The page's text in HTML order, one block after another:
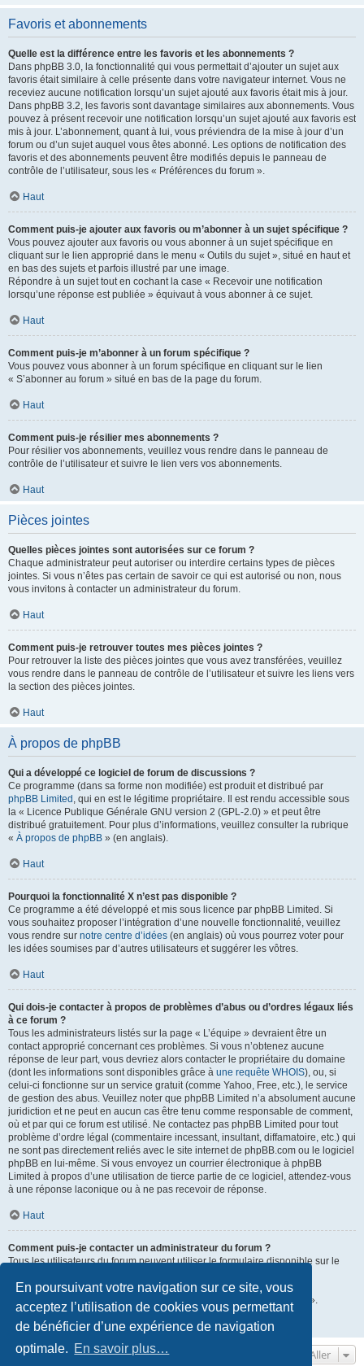
En poursuivant votre navigation sur ce site, vous
acceptez l’utilisation de cookies vous permettant
de bénéficier d’une expérience de navigation
optimale. En savoir plus…
Favoris et abonnements
Quelle est la différence entre les favoris et les abonnements ?
Dans phpBB 3.0, la fonctionnalité qui vous permettait d’ajouter un sujet aux
favoris était similaire à celle présente dans votre navigateur internet. Vous ne
receviez aucune notification lorsqu’un sujet ajouté aux favoris était mis à jour.
Dans phpBB 3.2, les favoris sont davantage similaires aux abonnements. Vous
pouvez à présent recevoir une notification lorsqu’un sujet ajouté aux favoris est
mis à jour. L’abonnement, quant à lui, vous préviendra de la mise à jour d’un
forum ou d’un sujet auquel vous êtes abonné. Les options de notification des
favoris et des abonnements peuvent être modifiés depuis le panneau de
contrôle de l’utilisateur, sous les « Préférences du forum ».
Haut
Comment puis-je ajouter aux favoris ou m’abonner à un sujet spécifique ?
Vous pouvez ajouter aux favoris ou vous abonner à un sujet spécifique en
cliquant sur le lien approprié dans le menu « Outils du sujet », situé en haut et
en bas des sujets et parfois illustré par une image.
Répondre à un sujet tout en cochant la case « Recevoir une notification
lorsqu’une réponse est publiée » équivaut à vous abonner à ce sujet.
Haut
Comment puis-je m’abonner à un forum spécifique ?
Vous pouvez vous abonner à un forum spécifique en cliquant sur le lien
« S’abonner au forum » situé en bas de la page du forum.
Haut
Comment puis-je résilier mes abonnements ?
Pour résilier vos abonnements, veuillez vous rendre dans le panneau de
contrôle de l’utilisateur et suivre le lien vers vos abonnements.
Haut
Pièces jointes
Quelles pièces jointes sont autorisées sur ce forum ?
Chaque administrateur peut autoriser ou interdire certains types de pièces
jointes. Si vous n’êtes pas certain de savoir ce qui est autorisé ou non, nous
vous invitons à contacter un administrateur du forum.
Haut
Comment puis-je retrouver toutes mes pièces jointes ?
Pour retrouver la liste des pièces jointes que vous avez transférées, veuillez
vous rendre dans le panneau de contrôle de l’utilisateur et suivre les liens vers
la section des pièces jointes.
Haut
À propos de phpBB
Qui a développé ce logiciel de forum de discussions ?
Ce programme (dans sa forme non modifiée) est produit et distribué par
phpBB Limited , qui en est le légitime propriétaire. Il est rendu accessible sous
la « Licence Publique Générale GNU version 2 (GPL-2.0) » et peut être
distribué gratuitement. Pour plus d’informations, veuillez consulter la rubrique
« À propos de phpBB » (en anglais).
Haut
Pourquoi la fonctionnalité X n’est pas disponible ?
Ce programme a été développé et mis sous licence par phpBB Limited. Si
vous souhaitez proposer l’intégration d’une nouvelle fonctionnalité, veuillez
vous rendre sur notre centre d’idées (en anglais) où vous pourrez voter pour
les idées soumises par d’autres utilisateurs et suggérer les vôtres.
Haut
Qui dois-je contacter à propos de problèmes d’abus ou d’ordres légaux liés
à ce forum ?
Tous les administrateurs listés sur la page « L’équipe » devraient être un
contact approprié concernant ces problèmes. Si vous n’obtenez aucune
réponse de leur part, vous devriez alors contacter le propriétaire du domaine
(dont les informations sont disponibles grâce à une requête WHOIS), ou, si
celui-ci fonctionne sur un service gratuit (comme Yahoo, Free, etc.), le service
de gestion des abus. Veuillez noter que phpBB Limited n’a absolument aucune
juridiction et ne peut en aucun cas être tenu comme responsable de comment,
où et par qui ce forum est utilisé. Ne contactez pas phpBB Limited pour tout
problème d’ordre légal (commentaire incessant, insultant, diffamatoire, etc.) qui
ne sont pas directement reliés avec le site internet de phpBB.com ou le logiciel
phpBB en lui-même. Si vous envoyez un courrier électronique à phpBB
Limited à propos d’une utilisation de tierce partie de ce logiciel, attendez-vous
à une réponse laconique ou à ne pas recevoir de réponse.
Haut
Comment puis-je contacter un administrateur du forum ?
Tous les utilisateurs du forum peuvent utiliser le formulaire disponible sur le
administrateurs du forum.
Les membres du forum peuvent également utiliser le lien « L’équipe ».
Haut
Aller